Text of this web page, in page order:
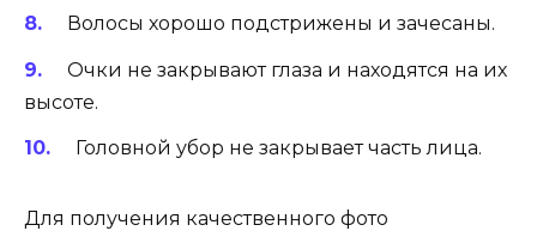
Волосы хорошо подстрижены и зачесаны.
Очки не закрывают глаза и находятся на их
высоте.
Головной убор не закрывает часть лица.
Для получения качественного фото